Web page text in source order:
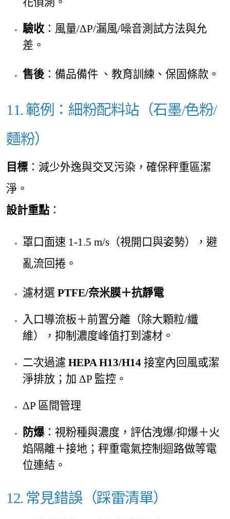
驗收 ：風量/ΔP/漏風/噪音測試方法與允
差。
售後 ：備品備件 、教育訓練、保固條款。
11. 範例：細粉配料站（石墨/色粉/
麵粉）
目標 ：減少外逸與交叉污染，確保秤重區潔
淨。
設計重點：
罩口 面速 1-1.5 m/s（視開口與姿勢），避
亂流回捲。
濾材選 PTFE/奈米膜＋抗靜電
入口導流板＋前置分離（除大顆粒/纖
維），抑制濃度峰值打到濾材。
二次過濾 HEPA H13/H14 接室內回風或潔
淨排放；加 ΔP 監控。
ΔP 區間管理
防爆：視粉種與濃度，評估洩爆/抑爆＋火
焰隔離＋接地；秤重電氣控制迴路做等電
位連結。
12. 常見錯誤（踩雷清單）